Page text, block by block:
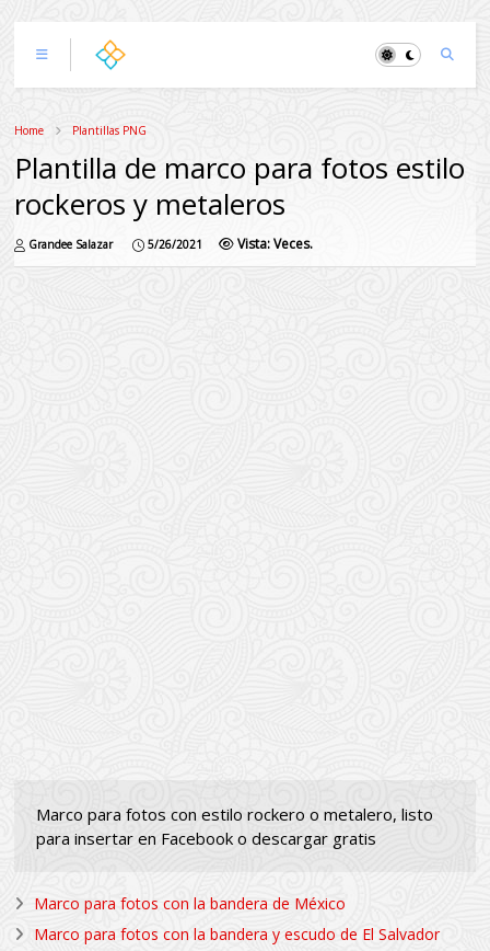
Home Plantillas PNG
Plantilla de marco para fotos estilo
rockeros y metaleros
Grandee Salazar 5/26/2021 Vista:Veces.
Marco para fotos con estilo rockero o metalero, listo
para insertar en Facebook o descargar gratis
Marco para fotos con la bandera de México
Marco para fotos con la bandera y escudo de El Salvador